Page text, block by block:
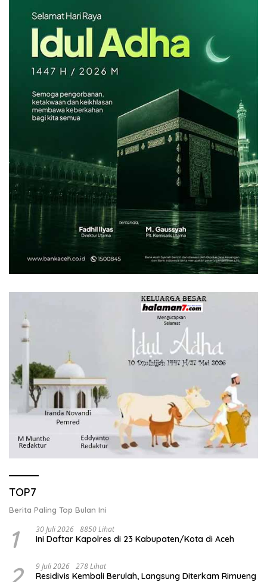
TOP7
Berita Paling Top Bulan Ini
1 30 Juli 2026 8850 Lihat
Ini Daftar Kapolres di 23 Kabupaten/Kota di Aceh
2 9 Juli 2026 278 Lihat
Residivis Kembali Berulah, Langsung Diterkam Rimueng